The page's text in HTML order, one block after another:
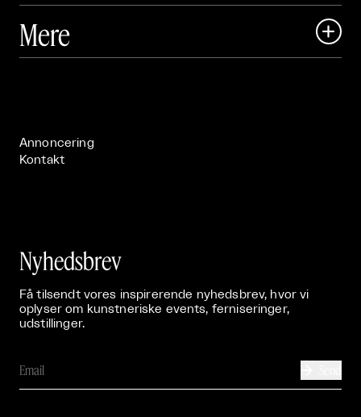
 Art Matter Festival
Mere 
Annoncering
Kontakt
Nyhedsbrev
Få tilsendt vores inspirerende nyhedsbrev, hvor vi
oplyser om kunstneriske events, ferniseringer,
udstillinger.